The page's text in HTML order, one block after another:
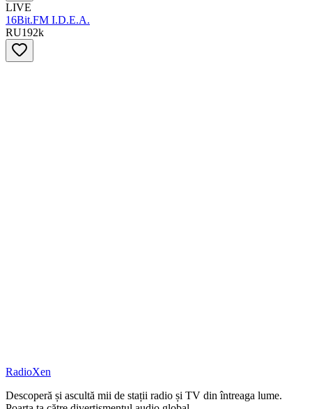
LIVE
16Bit.FM I.D.E.A.
RU192k
RadioXen
Descoperă și ascultă mii de stații radio și TV din întreaga lume.